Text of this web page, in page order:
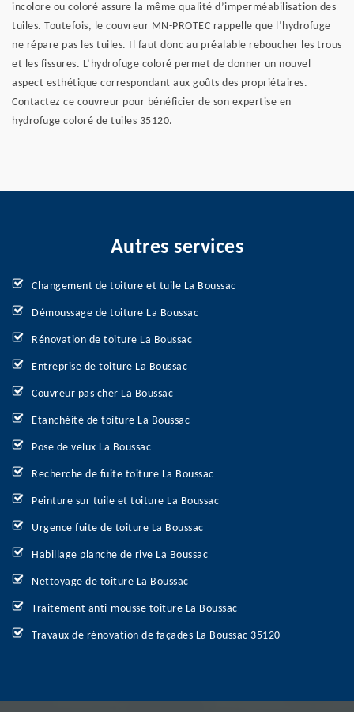
incolore ou coloré assure la même qualité d’imperméabilisation des
tuiles. Toutefois, le couvreur MN-PROTEC rappelle que l’hydrofuge
ne répare pas les tuiles. Il faut donc au préalable reboucher les trous
et les fissures. L’hydrofuge coloré permet de donner un nouvel
aspect esthétique correspondant aux goûts des propriétaires.
Contactez ce couvreur pour bénéficier de son expertise en
hydrofuge coloré de tuiles 35120.
Autres services
Changement de toiture et tuile La Boussac
Démoussage de toiture La Boussac
Rénovation de toiture La Boussac
Entreprise de toiture La Boussac
Couvreur pas cher La Boussac
Etanchéité de toiture La Boussac
Pose de velux La Boussac
Recherche de fuite toiture La Boussac
Peinture sur tuile et toiture La Boussac
Urgence fuite de toiture La Boussac
Habillage planche de rive La Boussac
Nettoyage de toiture La Boussac
Traitement anti-mousse toiture La Boussac
Travaux de rénovation de façades La Boussac 35120